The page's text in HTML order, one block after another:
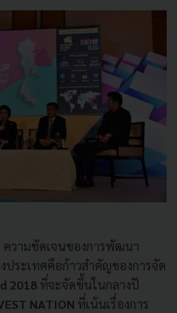
ความชัดเจนของการพัฒนา
ระเทศคือก้าวสำคัญของการจัด
2018 ที่จะจัดขึ้นในกลางปี
NATION ที่เน้นเรื่องการ